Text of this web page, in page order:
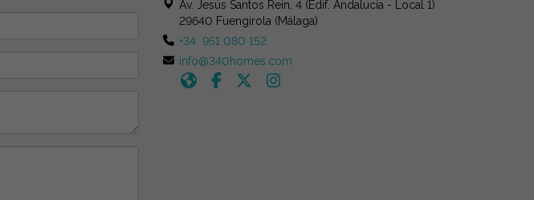
Av. Jesús Santos Rein, 4 (Edif. Andalucía - Local 1)
29640 Fuengirola (Málaga)
+34 951 080 152
info@340homes.com